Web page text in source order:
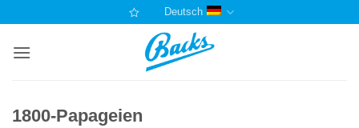
springen
Deutsch
1800-Papageien